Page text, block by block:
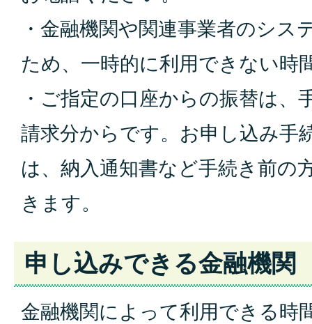
・⾦融機関や関連事業者のシス
ため、⼀時的に利⽤できない時
・ご指定の口座からの振替は、
請求分からです。お申し込み手
は、納入通知書など手続き前の
きます。
申し込みできる⾦融機関
金融機関によって利用できる時